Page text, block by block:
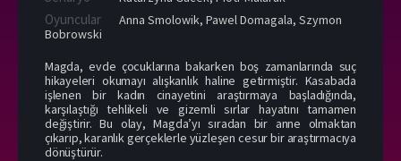
Oyuncular Anna Smolowik, Pawel Domagala, Szymon
Bobrowski
Magda, evde çocuklarına bakarken boş zamanlarında suç
hikayeleri okumayı alışkanlık haline getirmiştir. Kasabada
işlenen bir kadın cinayetini araştırmaya başladığında,
karşılaştığı tehlikeli ve gizemli sırlar hayatını tamamen
değiştirir. Bu olay, Magda’yı sıradan bir anne olmaktan
çıkarıp, karanlık gerçeklerle yüzleşen cesur bir araştırmacıya
dönüştürür.